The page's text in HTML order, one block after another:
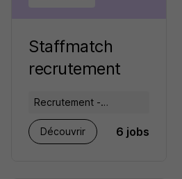
Staffmatch
recrutement
Recrutement -
Placement - Conseils
RH
Découvrir 6 jobs